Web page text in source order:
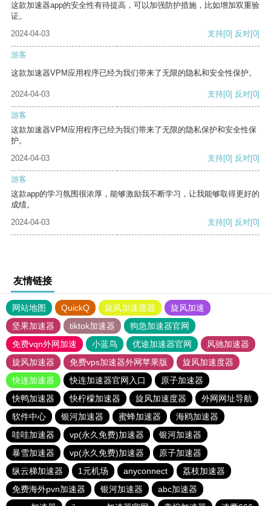
这款加速器app的安全性有待提高，可以加强防护措施，比如增加双重验
证。
2024-04-03
支持[0] 反对[0]
游客
这款加速器VPM应用程序已经为我们带来了无限的隐私和安全性保护。
2024-04-03 支持[0] 反对[0]
游客
这款加速器VPM应用程序已经为我们带来了无限的隐私保护和安全性保
护。
2024-04-03
支持[0] 反对[0]
游客
这款app的学习氛围很浓厚，能够激励我不断学习，让我能够取得更好的
成绩。
2024-04-03
支持[0] 反对[0]
友情链接
网站地图 QuickQ 旋风加速度器
旋风加速
坚果加速器
tiktok加速器
狗急加速器官网
免费vqn外网加速
小蓝鸟 优途加速器官网
风驰加速器
旋风加速器
免费vps加速器外网苹果版
旋风加速度器
快连加速器
快连加速器官网入口
原子加速器
快鸭加速器
快柠檬加速器 旋风加速度器
外网网址导航
软件中心
银河加速器 蜜蜂加速器
海鸥加速器
哇哇加速器
vp(永久免费)加速器
银河加速器
暴雪加速器
vp(永久免费)加速器
原子加速器
纵云梯加速器
1元机场 anyconnect
荔枝加速器
免费海外pvn加速器
银河加速器
abc加速器